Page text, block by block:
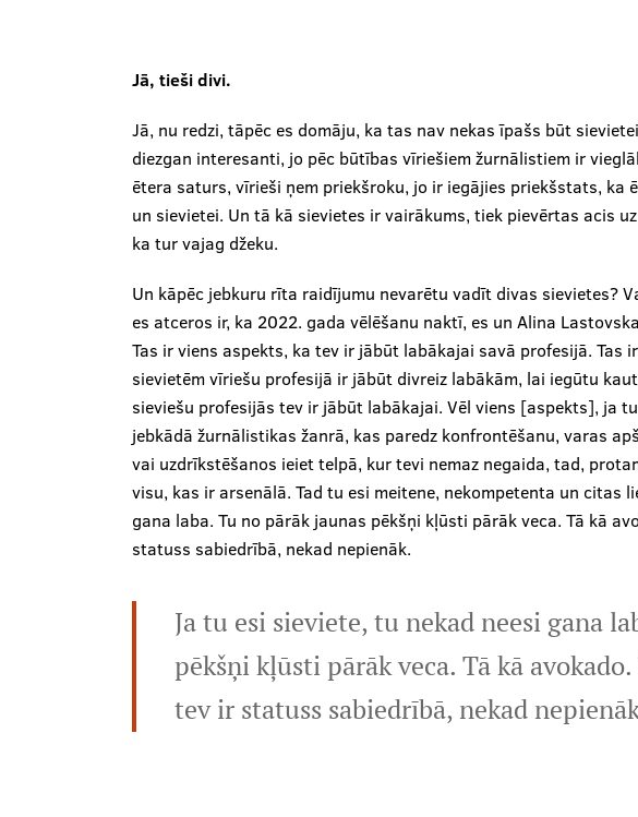
Jā, tieši divi.
Jā, nu redzi, tāpēc es domāju, ka tas nav nekas īpašs būt
diezgan interesanti, jo pēc būtības vīriešiem žurnālistiem ir
ētera saturs, vīrieši ņem priekšroku, jo ir iegājies priekšstats, ka
un sievietei. Un tā kā sievietes ir vairākums, tiek pievērtas acis
ka tur vajag džeku.
Un kāpēc jebkuru rīta raidījumu nevarētu vadīt divas sievietes?
es atceros ir, ka 2022. gada vēlēšanu naktī, es un Alina
Tas ir viens aspekts, ka tev ir jābūt labākajai savā profesijā. Tas
sievietēm vīriešu profesijā ir jābūt divreiz labākām, lai iegūtu
sieviešu profesijās tev ir jābūt labākajai. Vēl viens [aspekts], ja
jebkādā žurnālistikas žanrā, kas paredz konfrontēšanu, varas
vai uzdrīkstēšanos ieiet telpā, kur tevi nemaz negaida, tad,
visu, kas ir arsenālā. Tad tu esi meitene, nekompetenta un citas
gana laba. Tu no pārāk jaunas pēkšņi kļūsti pārāk veca. Tā kā
statuss sabiedrībā, nekad nepienāk.
Ja tu esi sieviete, tu nekad neesi gana
pēkšņi kļūsti pārāk veca. Tā kā
tev ir statuss sabiedrībā, nekad